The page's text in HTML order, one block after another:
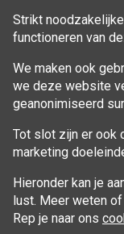
Strikt
functioneren van
We maken ook
we deze website
geanonimiseerd
Tot slot zijn er ook
marketing
Hieronder kan je
lust. Meer weten
Rep je naar ons
VOLG MIJ
Facebook